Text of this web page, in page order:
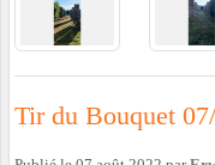
Tir du Bouquet